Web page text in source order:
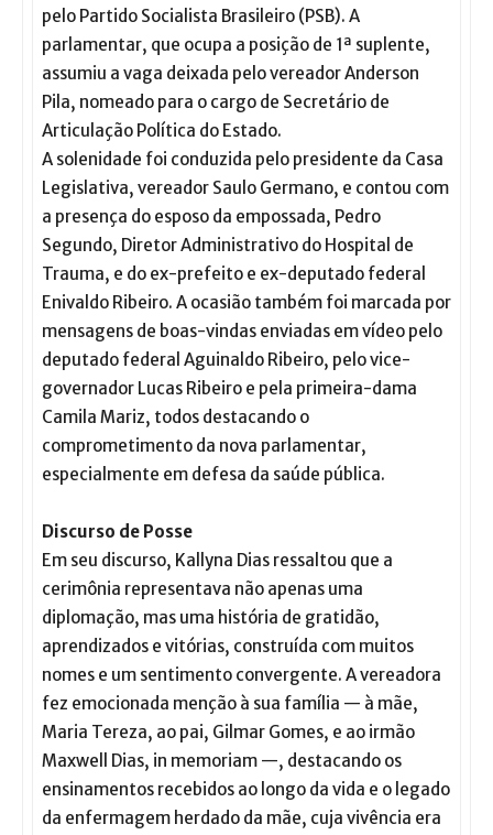
pelo Partido Socialista Brasileiro (PSB). A
parlamentar, que ocupa a posição de 1ª suplente,
assumiu a vaga deixada pelo vereador Anderson
Pila, nomeado para o cargo de Secretário de
Articulação Política do Estado.
A solenidade foi conduzida pelo presidente da Casa
Legislativa, vereador Saulo Germano, e contou com
a presença do esposo da empossada, Pedro
Segundo, Diretor Administrativo do Hospital de
Trauma, e do ex-prefeito e ex-deputado federal
Enivaldo Ribeiro. A ocasião também foi marcada por
mensagens de boas-vindas enviadas em vídeo pelo
deputado federal Aguinaldo Ribeiro, pelo vice-
governador Lucas Ribeiro e pela primeira-dama
Camila Mariz, todos destacando o
comprometimento da nova parlamentar,
especialmente em defesa da saúde pública.
Discurso de Posse
Em seu discurso, Kallyna Dias ressaltou que a
cerimônia representava não apenas uma
diplomação, mas uma história de gratidão,
aprendizados e vitórias, construída com muitos
nomes e um sentimento convergente. A vereadora
fez emocionada menção à sua família — à mãe,
Maria Tereza, ao pai, Gilmar Gomes, e ao irmão
Maxwell Dias, in memoriam —, destacando os
ensinamentos recebidos ao longo da vida e o legado
da enfermagem herdado da mãe, cuja vivência era